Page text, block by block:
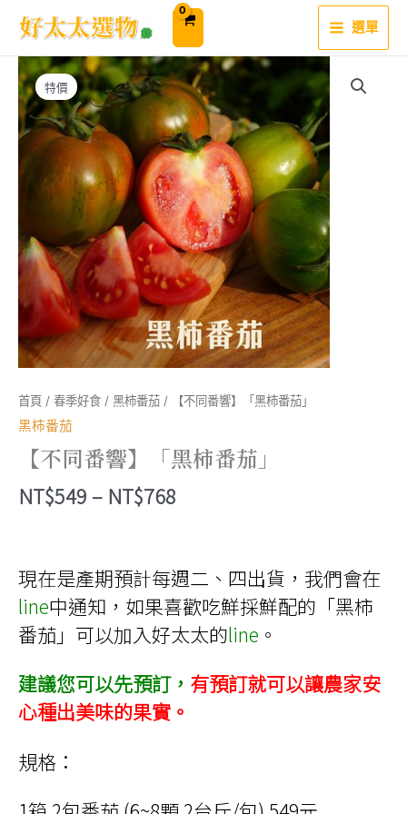
內
選單
特價
首頁 / 春季好食 / 黑柿番茄 / 【不同番響】「黑柿番茄」
黑柿番茄
【不同番響】「黑柿番茄」
NT$549 – NT$768
圍：
NT$549
到
NT$768
現在是產期預計每週二、四出貨，我們會在
line中通知，如果喜歡吃鮮採鮮配的「黑柿
番茄」可以加入好太太的line 。
建議您可以先預訂， 有預訂就可以讓農家安
心種出美味的果實。
規格：